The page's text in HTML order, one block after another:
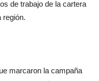
de trabajo de la cartera
región.
marcaron la campaña